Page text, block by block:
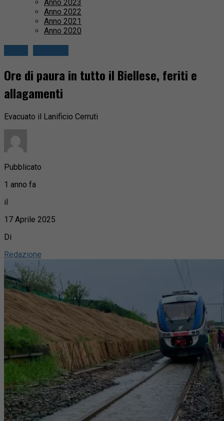
Anno 2023
Anno 2022
Anno 2021
Anno 2020
Ore di paura in tutto il Biellese, feriti e
allagamenti
Evacuato il Lanificio Cerruti
Pubblicato
1 anno fa
il
17 Aprile 2025
Di
Redazione